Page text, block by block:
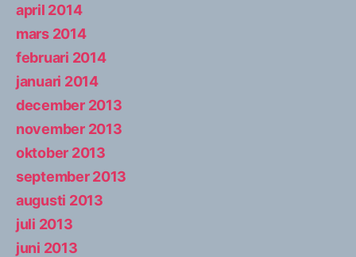
april 2014
mars 2014
februari 2014
januari 2014
december 2013
november 2013
oktober 2013
september 2013
augusti 2013
juli 2013
juni 2013